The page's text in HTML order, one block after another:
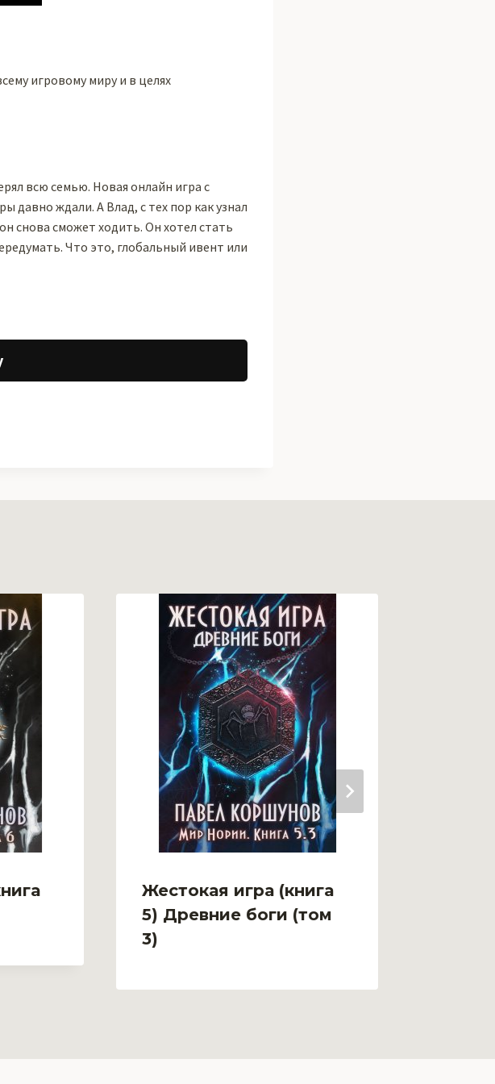
игровому миру и в целях
всю семью. Новая онлайн игра с
давно ждали. А Влад, с тех пор как узнал
снова сможет ходить. Он хотел стать
Что это, глобальный ивент или
Жестокая игра (книга
5) Древние боги (том
3)